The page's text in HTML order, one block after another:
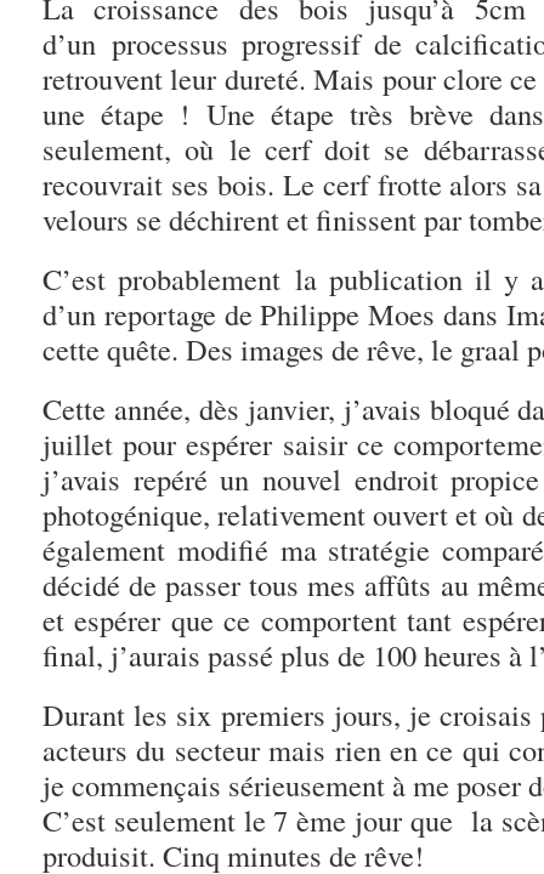
d’un processus progressif de
retrouvent leur dureté. Mais pour clore
une étape ! Une étape très brève
seulement, où le cerf doit se
recouvrait ses bois. Le cerf frotte alors
velours se déchirent et finissent par
C’est probablement la publication il y
d’un reportage de Philippe Moes dans
cette quête. Des images de rêve, le graal
Cette année, dès janvier, j’avais bloqué
juillet pour espérer saisir ce
j’avais repéré un nouvel endroit
photogénique, relativement ouvert et où
également modifié ma stratégie
décidé de passer tous mes affûts au
et espérer que ce comportent tant
final, j’aurais passé plus de 100 heures à
Durant les six premiers jours, je
acteurs du secteur mais rien en ce qui
je commençais sérieusement à me poser
C’est seulement le 7 ème jour que la
produisit. Cinq minutes de rêve!